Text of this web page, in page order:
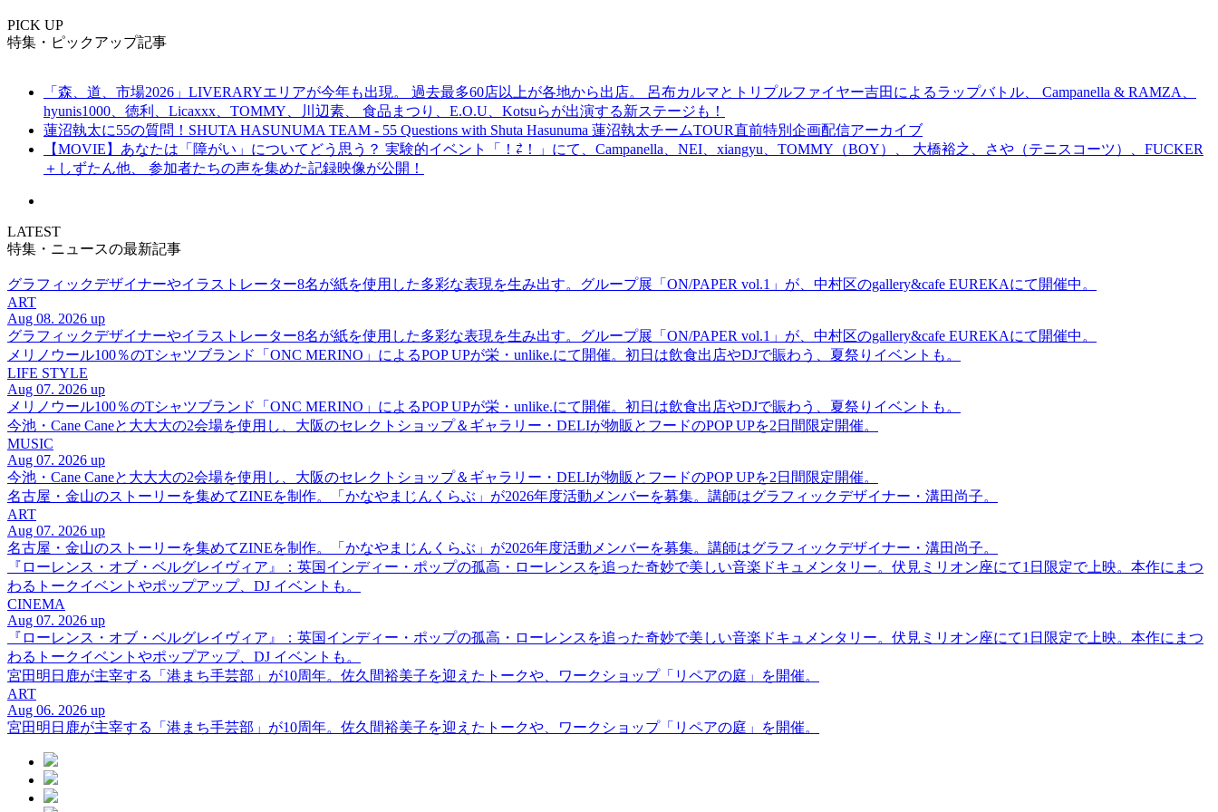
PICK UP
特集・ピックアップ記事
「森、道、市場2026」LIVERARYエリアが今年も出現。 過去最多60店以上が各地から出店。 呂布カルマとトリプルファイヤー吉田によるラップバトル、 Campanella & RAMZA、
hyunis1000、徳利、Licaxxx、TOMMY、川辺素、 食品まつり、E.O.U、Kotsuらが出演する新ステージも！
蓮沼執太に55の質問！SHUTA HASUNUMA TEAM - 55 Questions with Shuta Hasunuma 蓮沼執太チームTOUR直前特別企画配信アーカイブ
【MOVIE】あなたは「障がい」についてどう思う？ 実験的イベント「！⇄！」にて、Campanella、NEI、xiangyu、TOMMY（BOY）、 大橋裕之、さや（テニスコーツ）、FUCKER
＋しずたん他、 参加者たちの声を集めた記録映像が公開！
LATEST
特集・ニュースの最新記事
グラフィックデザイナーやイラストレーター8名が紙を使用した多彩な表現を生み出す。グループ展「ON/PAPER vol.1」が、中村区のgallery&cafe EUREKAにて開催中。
ART
Aug 08. 2026 up
グラフィックデザイナーやイラストレーター8名が紙を使用した多彩な表現を生み出す。グループ展「ON/PAPER vol.1」が、中村区のgallery&cafe EUREKAにて開催中。
メリノウール100％のTシャツブランド「ONC MERINO」によるPOP UPが栄・unlike.にて開催。初日は飲食出店やDJで賑わう、夏祭りイベントも。
LIFE STYLE
Aug 07. 2026 up
メリノウール100％のTシャツブランド「ONC MERINO」によるPOP UPが栄・unlike.にて開催。初日は飲食出店やDJで賑わう、夏祭りイベントも。
今池・Cane Caneと大大大の2会場を使用し、大阪のセレクトショップ＆ギャラリー・DELIが物販とフードのPOP UPを2日間限定開催。
MUSIC
Aug 07. 2026 up
今池・Cane Caneと大大大の2会場を使用し、大阪のセレクトショップ＆ギャラリー・DELIが物販とフードのPOP UPを2日間限定開催。
名古屋・金山のストーリーを集めてZINEを制作。「かなやまじんくらぶ」が2026年度活動メンバーを募集。講師はグラフィックデザイナー・溝田尚子。
ART
Aug 07. 2026 up
名古屋・金山のストーリーを集めてZINEを制作。「かなやまじんくらぶ」が2026年度活動メンバーを募集。講師はグラフィックデザイナー・溝田尚子。
『ローレンス・オブ・ベルグレイヴィア』：英国インディー・ポップの孤高・ローレンスを追った奇妙で美しい音楽ドキュメンタリー。伏見ミリオン座にて1日限定で上映。本作にまつ
わるトークイベントやポップアップ、DJ イベントも。
CINEMA
Aug 07. 2026 up
『ローレンス・オブ・ベルグレイヴィア』：英国インディー・ポップの孤高・ローレンスを追った奇妙で美しい音楽ドキュメンタリー。伏見ミリオン座にて1日限定で上映。本作にまつ
わるトークイベントやポップアップ、DJ イベントも。
宮田明日鹿が主宰する「港まち手芸部」が10周年。佐久間裕美子を迎えたトークや、ワークショップ「リペアの庭」を開催。
ART
Aug 06. 2026 up
宮田明日鹿が主宰する「港まち手芸部」が10周年。佐久間裕美子を迎えたトークや、ワークショップ「リペアの庭」を開催。